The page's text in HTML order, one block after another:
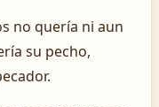
no quería ni aun
su pecho,